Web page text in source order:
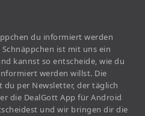
du informiert werden
ist mit uns ein
kannst so entscheide, wie du
werden willst. Die
du per Newsletter, der täglich
die DealGott App für Android
und wir bringen dir die